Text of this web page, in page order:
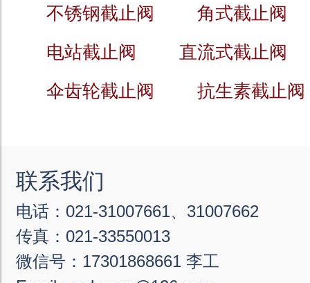
不锈钢截止阀
角式截止阀
电站截止阀
直流式截止阀
伞齿轮截止阀
抗生素截止阀
联系我们
电话：021-31007661、31007662
传真：021-33550013
微信号：17301868661 李工